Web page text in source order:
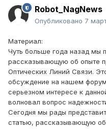
Robot_NagNews
Опубликовано 7
Материал:
Чуть больше года назад мы
рассказывающую об опыте
Оптических Линий Связи.
обсуждение на нашем
серьезном интересе к
волновал вопрос
Сегодня мы рады
статью, рассказывающую